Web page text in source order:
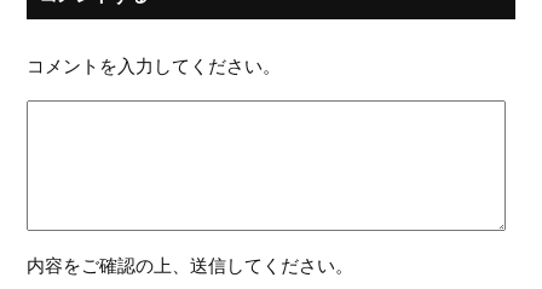
コメントを入力してください。
内容をご確認の上、送信してください。